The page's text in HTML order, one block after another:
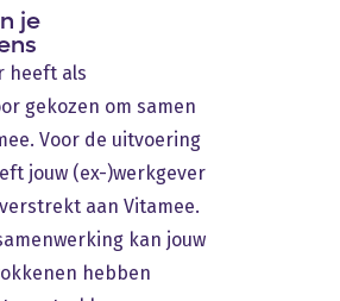
je
heeft als
gekozen om samen
Voor de uitvoering
jouw (ex-)werkgever
aan Vitamee.
kan jouw
hebben